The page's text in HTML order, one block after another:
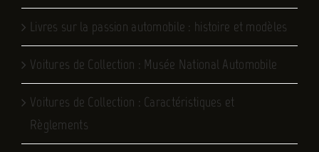
Livres sur la passion automobile : histoire et modèles
Voitures de Collection : Musée National Automobile
Voitures de Collection : Caractéristiques et
Règlements